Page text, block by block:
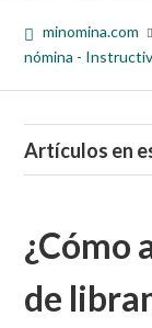
minomina.com
nómina -
Artículos en
¿Cómo
de